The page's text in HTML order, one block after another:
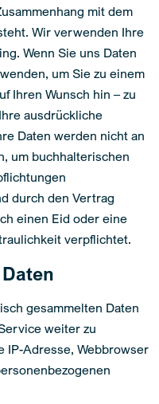
mit dem
Wir verwenden Ihre
Wenn Sie uns Daten
um Sie zu einem
Ihren Wunsch hin – zu
ausdrückliche
Daten werden nicht an
um buchhalterischen
durch den Vertrag
einen Eid oder eine
verpflichtet.
gesammelten Daten
weiter zu
IP-Adresse, Webbrowser